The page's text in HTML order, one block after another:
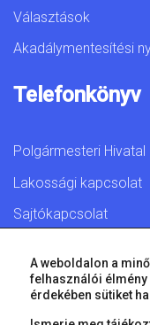
Választások
Akadálymentesítési
Telefonkönyv
Polgármesteri Hivatal
Lakossági kapcsolat
Sajtókapcsolat
© 2026 Győr
A weboldalon a
felhasználói élmény
érdekében sütiket